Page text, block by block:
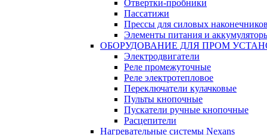
Отвертки-пробники
Пассатижи
Прессы для силовых наконечников
Элементы питания и
ОБОРУДОВАНИЕ ДЛЯ ПРОМ
Электродвигатели
Реле промежуточные
Реле электротепловое
Переключатели кулачковые
Пульты кнопочные
Пускатели ручные кнопочные
Расцепители
Нагревательные системы Nexans